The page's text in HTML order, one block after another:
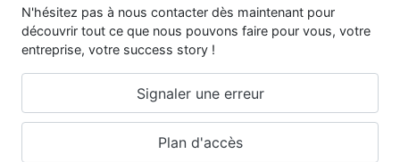
N'hésitez pas à nous contacter dès maintenant pour
découvrir tout ce que nous pouvons faire pour vous, votre
entreprise, votre success story !
Signaler une erreur
Plan d'accès